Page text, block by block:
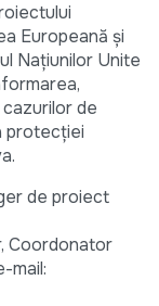
Europeană şi
Naţiunilor Unite
de
protecţiei
de proiect
Coordonator
mail: